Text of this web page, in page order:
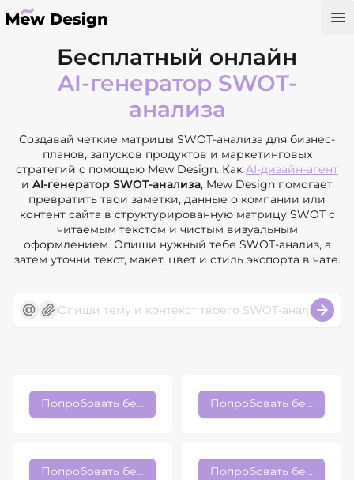
Бесплатный онлайн
AI-генератор SWOT-
анализа
Создавай четкие матрицы SWOT-анализа для бизнес-
планов, запусков продуктов и маркетинговых
стратегий с помощью Mew Design. Как AI-дизайн-агент
и AI-генератор SWOT-анализа, Mew Design помогает
превратить твои заметки, данные о компании или
контент сайта в структурированную матрицу SWOT с
читаемым текстом и чистым визуальным
оформлением. Опиши нужный тебе SWOT-анализ, а
затем уточни текст, макет, цвет и стиль экспорта в чате.
Попробовать бесплатно Попробовать бесплатно
Попробовать бесплатно Попробовать бесплатно